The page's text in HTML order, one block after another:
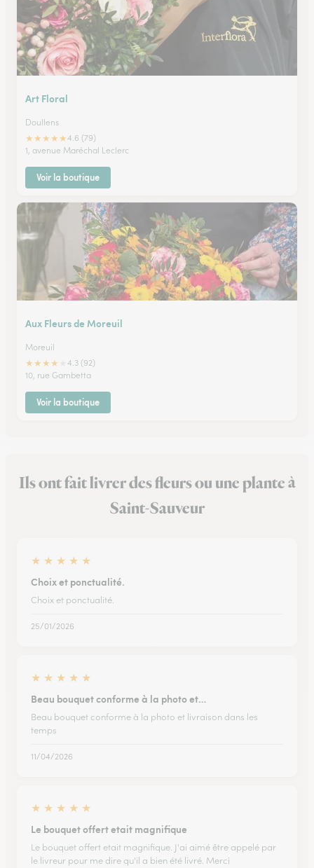
Art Floral
Doullens
★★★★★4.6 (79)
1, avenue Maréchal Leclerc
Voir la boutique
Aux Fleurs de Moreuil
Moreuil
★★★★
4.3 (92)
10, rue Gambetta
Voir la boutique
Ils ont fait livrer des fleurs ou une plante à
Saint-Sauveur
★ ★ ★ ★ ★
Choix et ponctualité.
Choix et ponctualité.
25/01/2026
★ ★ ★ ★ ★
Beau bouquet conforme à la photo et…
Beau bouquet conforme à la photo et livraison dans les
temps
11/04/2026
★ ★ ★ ★ ★
Le bouquet offert etait magnifique
Le bouquet offert etait magnifique. J'ai aimé être appelé par
le livreur pour me dire qu'il a bien été livré. Merci